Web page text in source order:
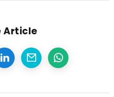
Article